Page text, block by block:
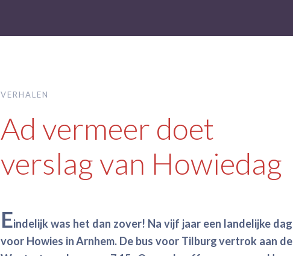
VERHALEN
Ad vermeer doet
verslag van Howiedag
Eindelijk was het dan zover! Na vijf jaar een landelijke dag
voor Howies in Arnhem. De bus voor Tilburg vertrok aan de